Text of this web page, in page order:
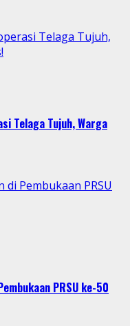
Telaga Tujuh,
Telaga Tujuh, Warga
Pembukaan PRSU
PRSU ke-50